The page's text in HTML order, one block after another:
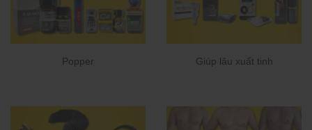
Popper Giúp lâu xuất tinh